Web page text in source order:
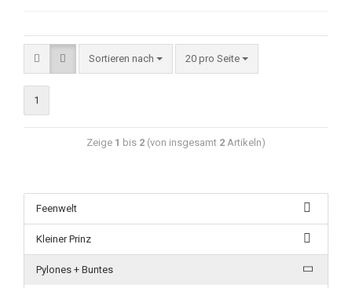
Sortieren nach 20 pro Seite
1
Zeige 1 bis 2 (von insgesamt 2 Artikeln)
Feenwelt
Kleiner Prinz
Pylones + Buntes